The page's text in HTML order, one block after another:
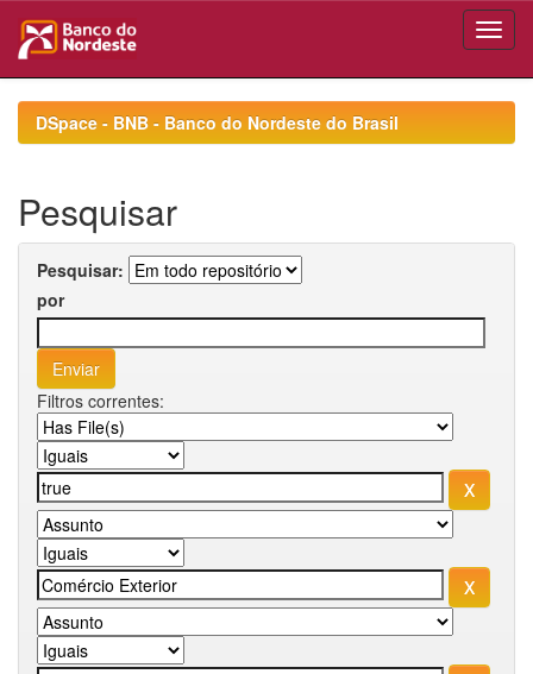
navigationDSpace - BNB - Banco do Nordeste do Brasil
Pesquisar
Pesquisar:
por
Filtros correntes: